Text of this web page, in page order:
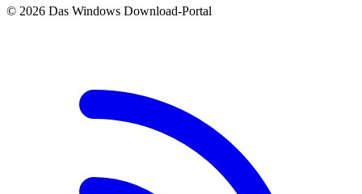
© 2026 Das Windows Download-Portal